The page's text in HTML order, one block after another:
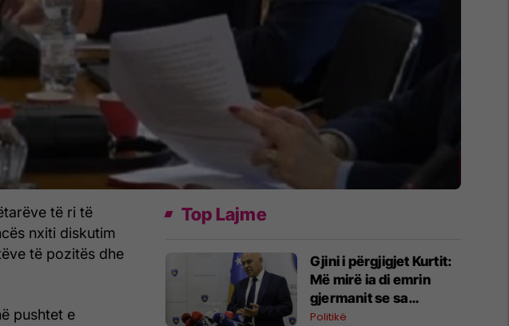
të ri të
nxiti diskutim
të pozitës dhe
pushtet e
Top Lajme
Gjini i përgjigjet Kurtit:
Më mirë ia di emrin
gjermanit se sa
Aleancës
Politikë